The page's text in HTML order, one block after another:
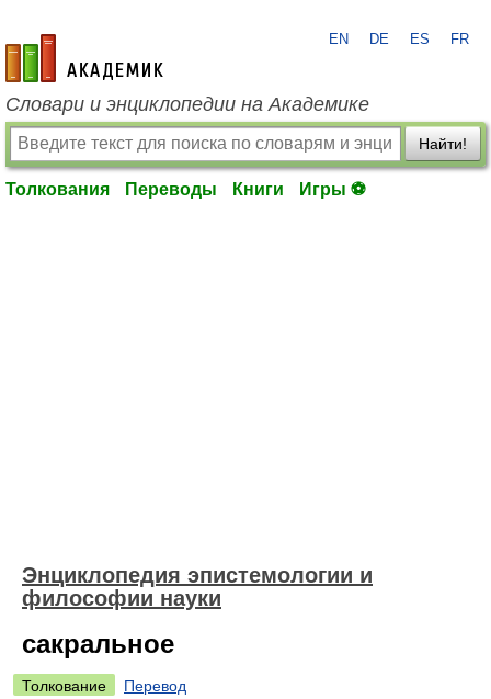
academic.ru
EN DE ES FR
Словари и энциклопедии на Академике
Найти!
Толкования Переводы Книги Игры ⚽
Энциклопедия эпистемологии и
философии науки
сакральное
Толкование
Перевод